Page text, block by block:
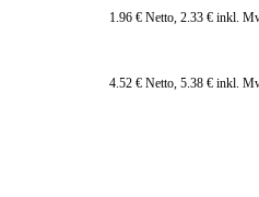
1.96 € Netto, 2.33 € inkl.
4.52 € Netto, 5.38 € inkl.